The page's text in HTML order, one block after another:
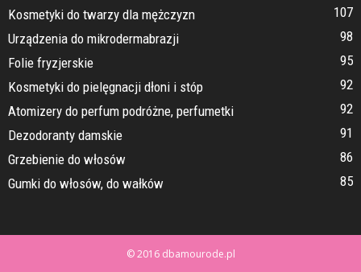
Kosmetyki do twarzy dla mężczyzn
107
Urządzenia do mikrodermabrazji
98
Folie fryzjerskie
95
Kosmetyki do pielęgnacji dłoni i stóp
92
Atomizery do perfum podróżne, perfumetki
92
Dezodoranty damskie
91
Grzebienie do włosów
86
Gumki do włosów, do wałków
85
© 2016 dbamourode.pl